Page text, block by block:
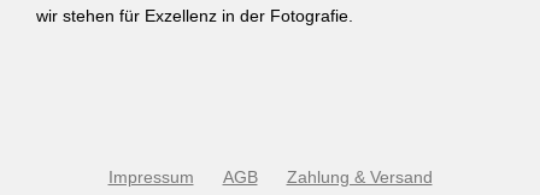
wir stehen für Exzellenz in der Fotografie.
Impressum AGB Zahlung & Versand